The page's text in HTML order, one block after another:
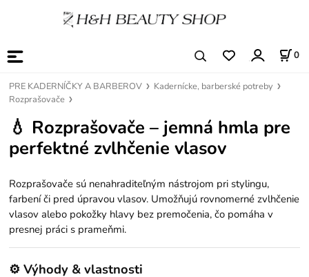
0
PRE KADERNÍČKY A BARBEROV
Kadernícke, barberské potreby
Rozprašovače
💧 Rozprašovače – jemná hmla pre
perfektné zvlhčenie vlasov
Rozprašovače sú nenahraditeľným nástrojom pri stylingu,
farbení či pred úpravou vlasov. Umožňujú rovnomerné zvlhčenie
vlasov alebo pokožky hlavy bez premočenia, čo pomáha v
presnej práci s prameňmi.
⚙️ Výhody & vlastnosti